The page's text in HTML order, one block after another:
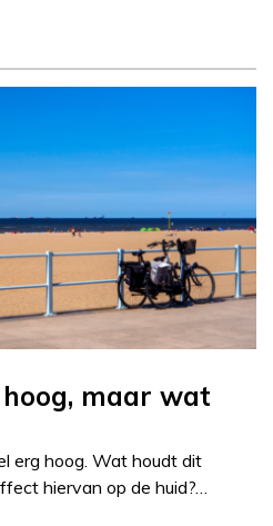
maar wat
erg hoog. Wat houdt dit
hiervan op de huid?…